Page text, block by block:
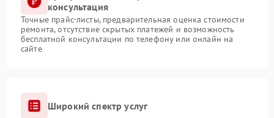
консультация
Точные прайс-листы, предварительная оценка стоимости
ремонта, отсутствие скрытых платежей и возможность
бесплатной консультации по телефону или онлайн на
сайте
Широкий спектр услуг